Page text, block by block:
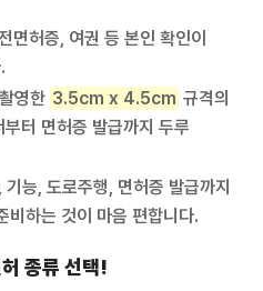
면허증, 여권 등 본인 확인이
영한 3.5cm x 4.5cm 규격의
터 면허증 발급까지 두루
능, 도로주행, 면허증 발급까지
비하는 것이 마음 편합니다.
종류 선택!